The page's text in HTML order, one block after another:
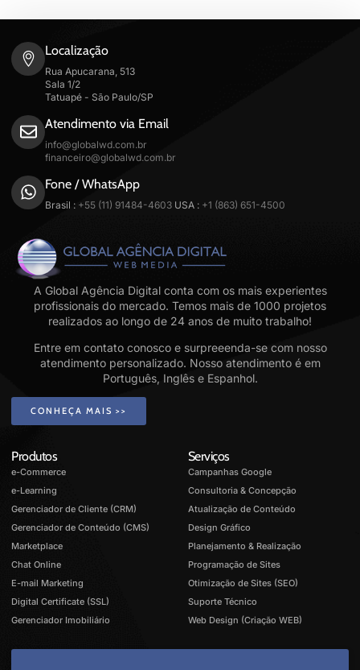
Localização
Rua Apucarana, 513
Sala 1/2
Tatuapé - São Paulo/SP
Atendimento via Email
info@globalwd.com.br
financeiro@globalwd.com.br
Fone / WhatsApp
Brasil : +55 (11) 91484-4603 USA : +1 (863) 651-4500
A Global Agência Digital conta com os mais experientes
profissionais do mercado. Temos mais de 1000 projetos
realizados ao longo de 24 anos de muito trabalho!
Entre em contato conosco e surpreeenda-se com nosso
atendimento personalizado. Nosso atendimento é em
Português, Inglês e Espanhol.
CONHEÇA MAIS >>
Produtos
e-Commerce
e-Learning
Gerenciador de Cliente (CRM)
Gerenciador de Conteúdo (CMS)
Marketplace
Chat Online
E-mail Marketing
Digital Certificate (SSL)
Gerenciador Imobiliário
Serviços
Campanhas Google
Consultoria & Concepção
Atualização de Conteúdo
Design Gráfico
Planejamento & Realização
Programação de Sites
Otimização de Sites (SEO)
Suporte Técnico
Web Design (Criação WEB)